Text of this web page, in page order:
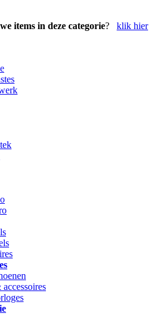
items in deze categorie? klik hier